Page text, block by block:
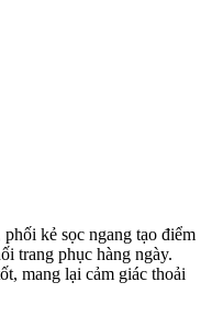
kẻ sọc ngang tạo điểm
trang phục hàng ngày.
mang lại cảm giác thoải